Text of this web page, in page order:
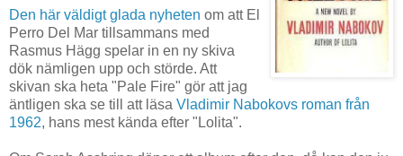
Den här väldigt glada nyheten om att El
Perro Del Mar tillsammans med
Rasmus Hägg spelar in en ny skiva
dök nämligen upp och störde. Att
skivan ska heta "Pale Fire" gör att jag
äntligen ska se till att läsa Vladimir Nabokovs roman från
1962, hans mest kända efter "Lolita".